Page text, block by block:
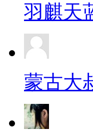
羽麒天
蒙古大